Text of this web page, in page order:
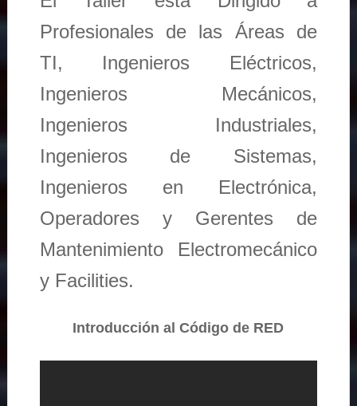
Profesionales de las Áreas de
TI, Ingenieros Eléctricos,
Ingenieros Mecánicos,
Ingenieros Industriales,
Ingenieros de Sistemas,
Ingenieros en Electrónica,
Operadores y Gerentes de
Mantenimiento Electromecánico
y Facilities.
Introducción al Código de RED